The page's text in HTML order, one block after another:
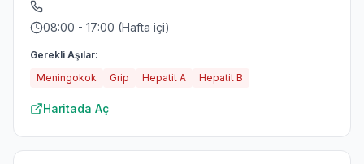
08:00 - 17:00 (Hafta içi)
Gerekli Aşılar:
Meningokok
Grip Hepatit A Hepatit B
Haritada Aç